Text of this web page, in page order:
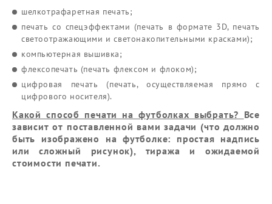
шелкотрафаретная печать;
печать со спецэффектами (печать в формате 3D, печать
светоотражающими и светонакопительными красками);
компьютерная вышивка;
флексопечать (печать флексом и флоком);
цифровая печать (печать, осуществляемая прямо с
цифрового носителя).
Какой способ печати на футболках выбрать? Все
зависит от поставленной вами задачи (что должно
быть изображено на футболке: простая надпись
или сложный рисунок), тиража и ожидаемой
стоимости печати.